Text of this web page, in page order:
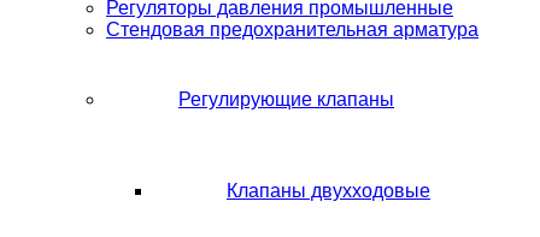
Регуляторы давления промышленные
Стендовая предохранительная арматура
Регулирующие клапаны
Клапаны двухходовые